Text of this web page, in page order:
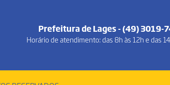
Prefeitura de Lages - (49) 3019-
Horário de atendimento: das 8h às 12h e das